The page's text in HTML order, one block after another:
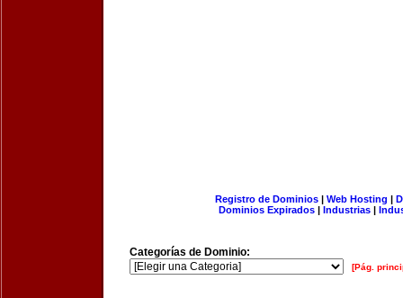
Registro de Dominios| Web Hosting |
Dominios Expirados | Industrias |
Categorías de Dominio:
[Pág.